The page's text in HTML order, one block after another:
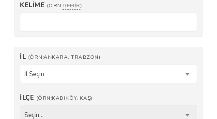
KELIME (ÖRN:DEMIR)
İL (ÖRN:ANKARA, TRABZON)
İl Seçin
İLÇE (ÖRN:KADIKÖY, KAŞ)
Seçin...